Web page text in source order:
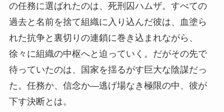
の任務に選ばれたのは、死刑囚ハムザ。すべての
過去と名前を捨て組織に入り込んだ彼は、血塗ら
れた抗争と裏切りの連鎖に巻き込まれながら、
徐々に組織の中枢へと迫っていく。だがその先で
待っていたのは、国家を揺るがす巨大な陰謀だっ
た。任務か、信念か―逃げ場なき極限の中、彼が
下す決断とは。